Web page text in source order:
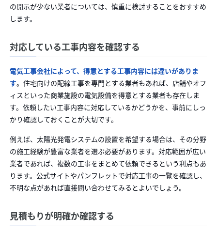
の開示が少ない業者については、慎重に検討することをおすすめ
します。
対応している工事内容を確認する
電気工事会社によって、得意とする工事内容には違いがありま
す。住宅向けの配線工事を専門とする業者もあれば、店舗やオフ
ィスといった商業施設の電気設備を得意とする業者も存在しま
す。依頼したい工事内容に対応しているかどうかを、事前にしっ
かり確認しておくことが大切です。
例えば、太陽光発電システムの設置を希望する場合は、その分野
の施工経験が豊富な業者を選ぶ必要があります。対応範囲が広い
業者であれば、複数の工事をまとめて依頼できるという利点もあ
ります。公式サイトやパンフレットで対応工事の一覧を確認し、
不明な点があれば直接問い合わせてみるとよいでしょう。
見積もりが明確か確認する